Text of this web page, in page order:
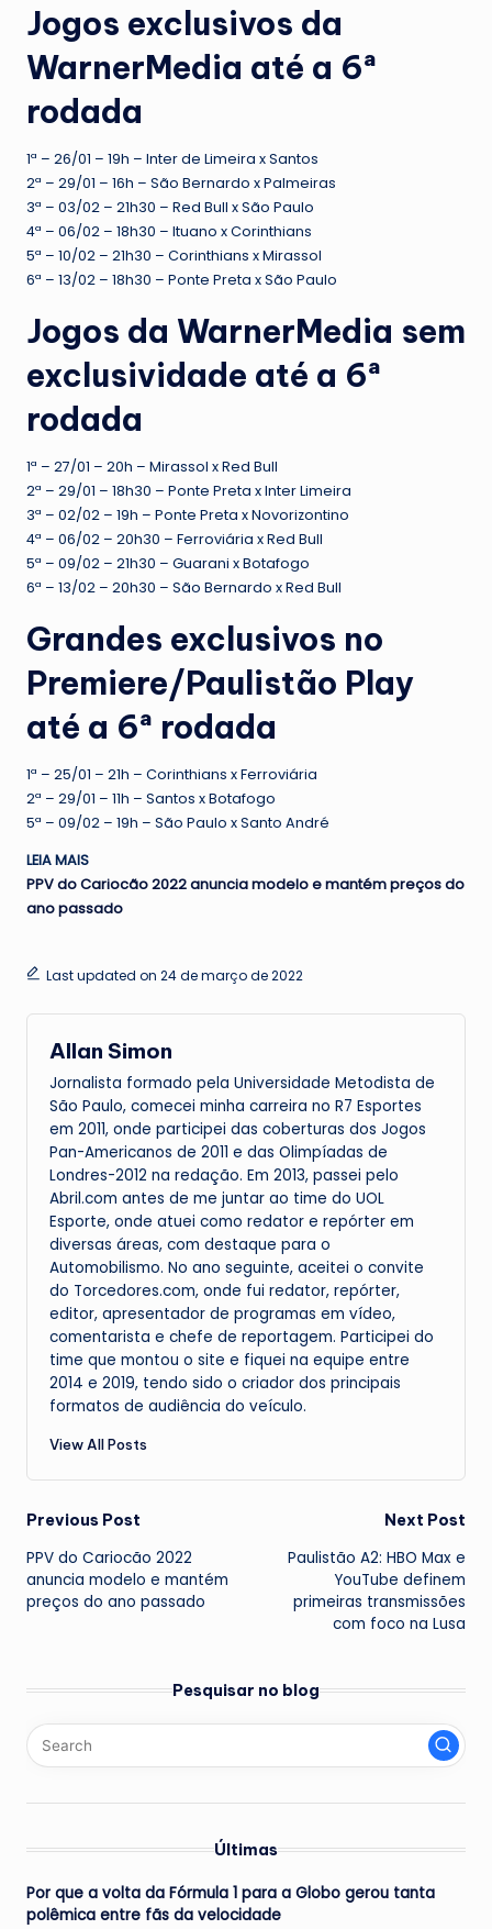
Jogos exclusivos da
WarnerMedia até a 6ª
rodada
1ª – 26/01 – 19h – Inter de Limeira x Santos
2ª – 29/01 – 16h – São Bernardo x Palmeiras
3ª – 03/02 – 21h30 – Red Bull x São Paulo
4ª – 06/02 – 18h30 – Ituano x Corinthians
5ª – 10/02 – 21h30 – Corinthians x Mirassol
6ª – 13/02 – 18h30 – Ponte Preta x São Paulo
Jogos da WarnerMedia sem
exclusividade até a 6ª
rodada
1ª – 27/01 – 20h – Mirassol x Red Bull
2ª – 29/01 – 18h30 – Ponte Preta x Inter Limeira
3ª – 02/02 – 19h – Ponte Preta x Novorizontino
4ª – 06/02 – 20h30 – Ferroviária x Red Bull
5ª – 09/02 – 21h30 – Guarani x Botafogo
6ª – 13/02 – 20h30 – São Bernardo x Red Bull
Grandes exclusivos no
Premiere/Paulistão Play
até a 6ª rodada
1ª – 25/01 – 21h – Corinthians x Ferroviária
2ª – 29/01 – 11h – Santos x Botafogo
5ª – 09/02 – 19h – São Paulo x Santo André
LEIA MAIS
PPV do Cariocão 2022 anuncia modelo e mantém preços do
ano passado
Last updated on 24 de março de 2022
Allan Simon
Jornalista formado pela Universidade Metodista de
São Paulo, comecei minha carreira no R7 Esportes
em 2011, onde participei das coberturas dos Jogos
Pan-Americanos de 2011 e das Olimpíadas de
Londres-2012 na redação. Em 2013, passei pelo
Abril.com antes de me juntar ao time do UOL
Esporte, onde atuei como redator e repórter em
diversas áreas, com destaque para o
Automobilismo. No ano seguinte, aceitei o convite
do Torcedores.com, onde fui redator, repórter,
editor, apresentador de programas em vídeo,
comentarista e chefe de reportagem. Participei do
time que montou o site e fiquei na equipe entre
2014 e 2019, tendo sido o criador dos principais
formatos de audiência do veículo.
View All Posts
Post
navigation
Previous Post
PPV do Cariocão 2022
anuncia modelo e mantém
preços do ano passado
Next Post
Paulistão A2: HBO Max e
YouTube definem
primeiras transmissões
com foco na Lusa
Pesquisar no blog
Últimas
Por que a volta da Fórmula 1 para a Globo gerou tanta
polêmica entre fãs da velocidade